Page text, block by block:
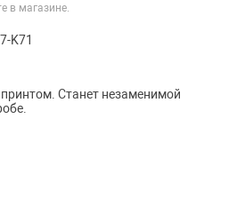
в магазине.
K71
Станет незаменимой